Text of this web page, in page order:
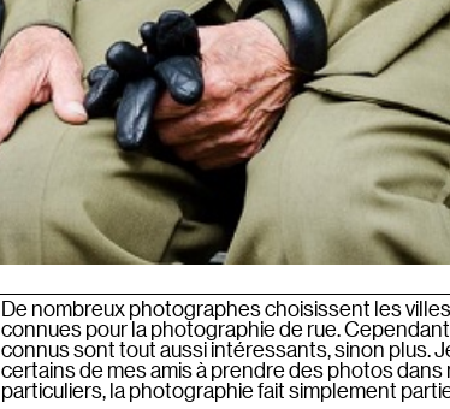
De nombreux photographes choisissent les
connues pour la photographie de rue.
connus sont tout aussi intéressants, sinon plus.
certains de mes amis à prendre des photos
particuliers, la photographie fait simplement